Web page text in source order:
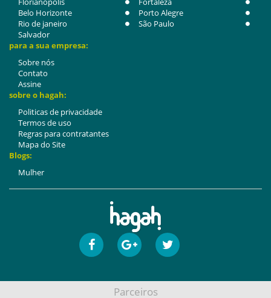
Belo Horizonte
Porto Alegre
Rio de janeiro
São Paulo
Salvador
para a sua empresa:
Sobre nós
Contato
Assine
sobre o hagah:
Politicas de privacidade
Termos de uso
Regras para contratantes
Mapa do Site
Blogs:
Mulher
Parceiros